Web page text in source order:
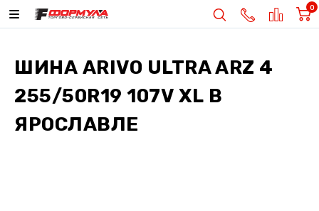
0
ШИНА ARIVO ULTRA ARZ 4
255/50R19 107V XL В
ЯРОСЛАВЛЕ